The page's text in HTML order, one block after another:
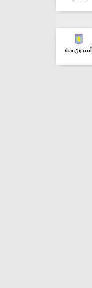
أستون فيلا